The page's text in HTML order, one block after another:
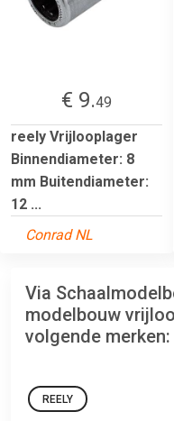
€ 9.49
reely Vrijlooplager
Binnendiameter: 8
mm Buitendiameter:
12 ...
Conrad NL
Via
modelbouw
volgende merken:
REELY